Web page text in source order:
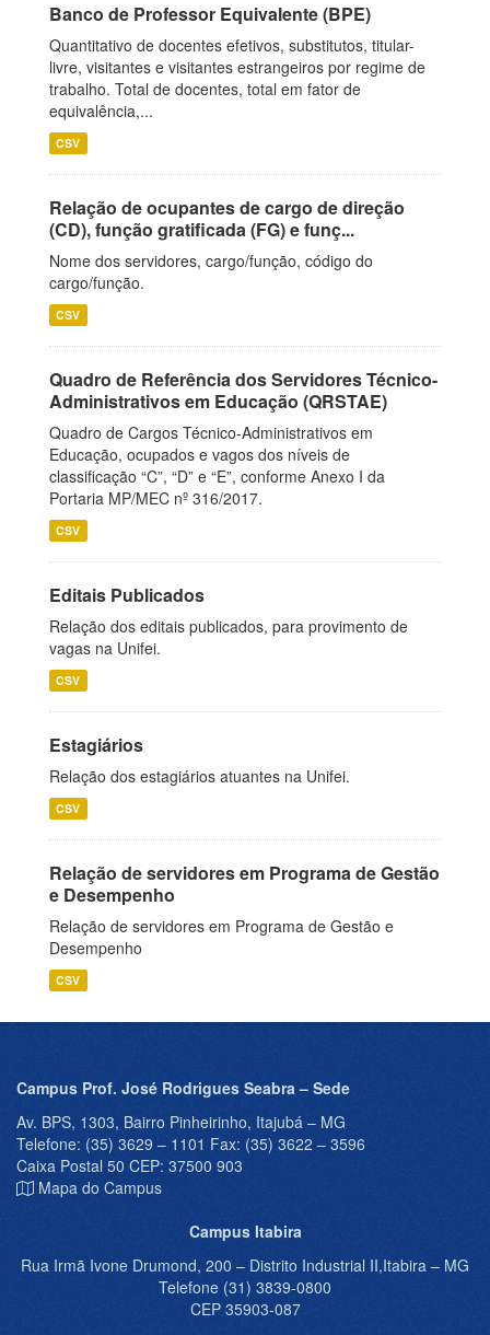
Banco de Professor Equivalente (BPE)
Quantitativo de docentes efetivos, substitutos, titular-
livre, visitantes e visitantes estrangeiros por regime de
trabalho. Total de docentes, total em fator de
equivalência,...
CSV
Relação de ocupantes de cargo de direção
(CD), função gratificada (FG) e funç...
Nome dos servidores, cargo/função, código do
cargo/função.
CSV
Quadro de Referência dos Servidores Técnico-
Administrativos em Educação (QRSTAE)
Quadro de Cargos Técnico-Administrativos em
Educação, ocupados e vagos dos níveis de
classificação “C”, “D” e “E”, conforme Anexo I da
Portaria MP/MEC nº 316/2017.
CSV
Editais Publicados
Relação dos editais publicados, para provimento de
vagas na Unifei.
CSV
Estagiários
Relação dos estagiários atuantes na Unifei.
CSV
Relação de servidores em Programa de Gestão
e Desempenho
Relação de servidores em Programa de Gestão e
Desempenho
CSV
Campus Prof. José Rodrigues Seabra – Sede
Av. BPS, 1303, Bairro Pinheirinho, Itajubá – MG
Telefone: (35) 3629 – 1101 Fax: (35) 3622 – 3596
Caixa Postal 50 CEP: 37500 903
Mapa do Campus
Campus Itabira
Rua Irmã Ivone Drumond, 200 – Distrito Industrial II,Itabira – MG
Telefone (31) 3839-0800
CEP 35903-087